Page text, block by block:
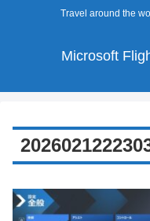
Travel around the
Microsoft